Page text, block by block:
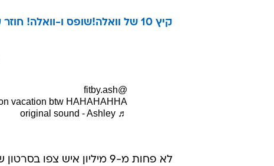
קיץ 10 של וואלה!שופס ו-וואלה! חוזר עם שוברים ואטרקציות במחיר מדהים
@fitby.ash
vacation btw HAHAHAHHA
♬ original sound - Ashley
לא פחות מ-9 מיליון איש